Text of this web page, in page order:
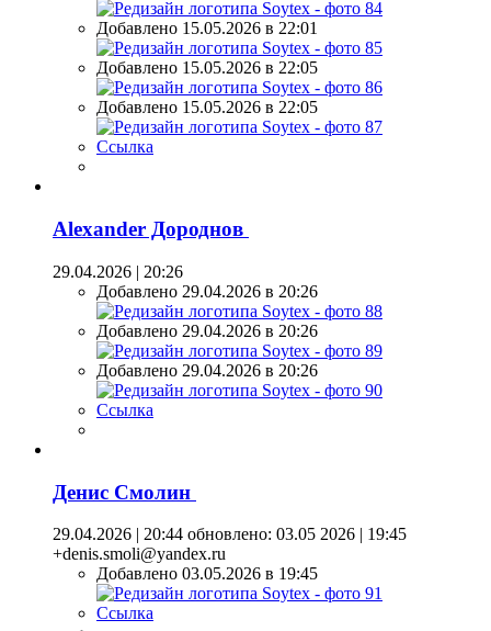
Добавлено 15.05.2026 в 22:01
Добавлено 15.05.2026 в 22:05
Добавлено 15.05.2026 в 22:05
Ссылка
Alexander Дороднов
29.04.2026 | 20:26
Добавлено 29.04.2026 в 20:26
Добавлено 29.04.2026 в 20:26
Добавлено 29.04.2026 в 20:26
Ссылка
Денис Смолин
29.04.2026 | 20:44 обновлено: 03.05 2026 | 19:45
+denis.smoli@yandex.ru
Добавлено 03.05.2026 в 19:45
Ссылка